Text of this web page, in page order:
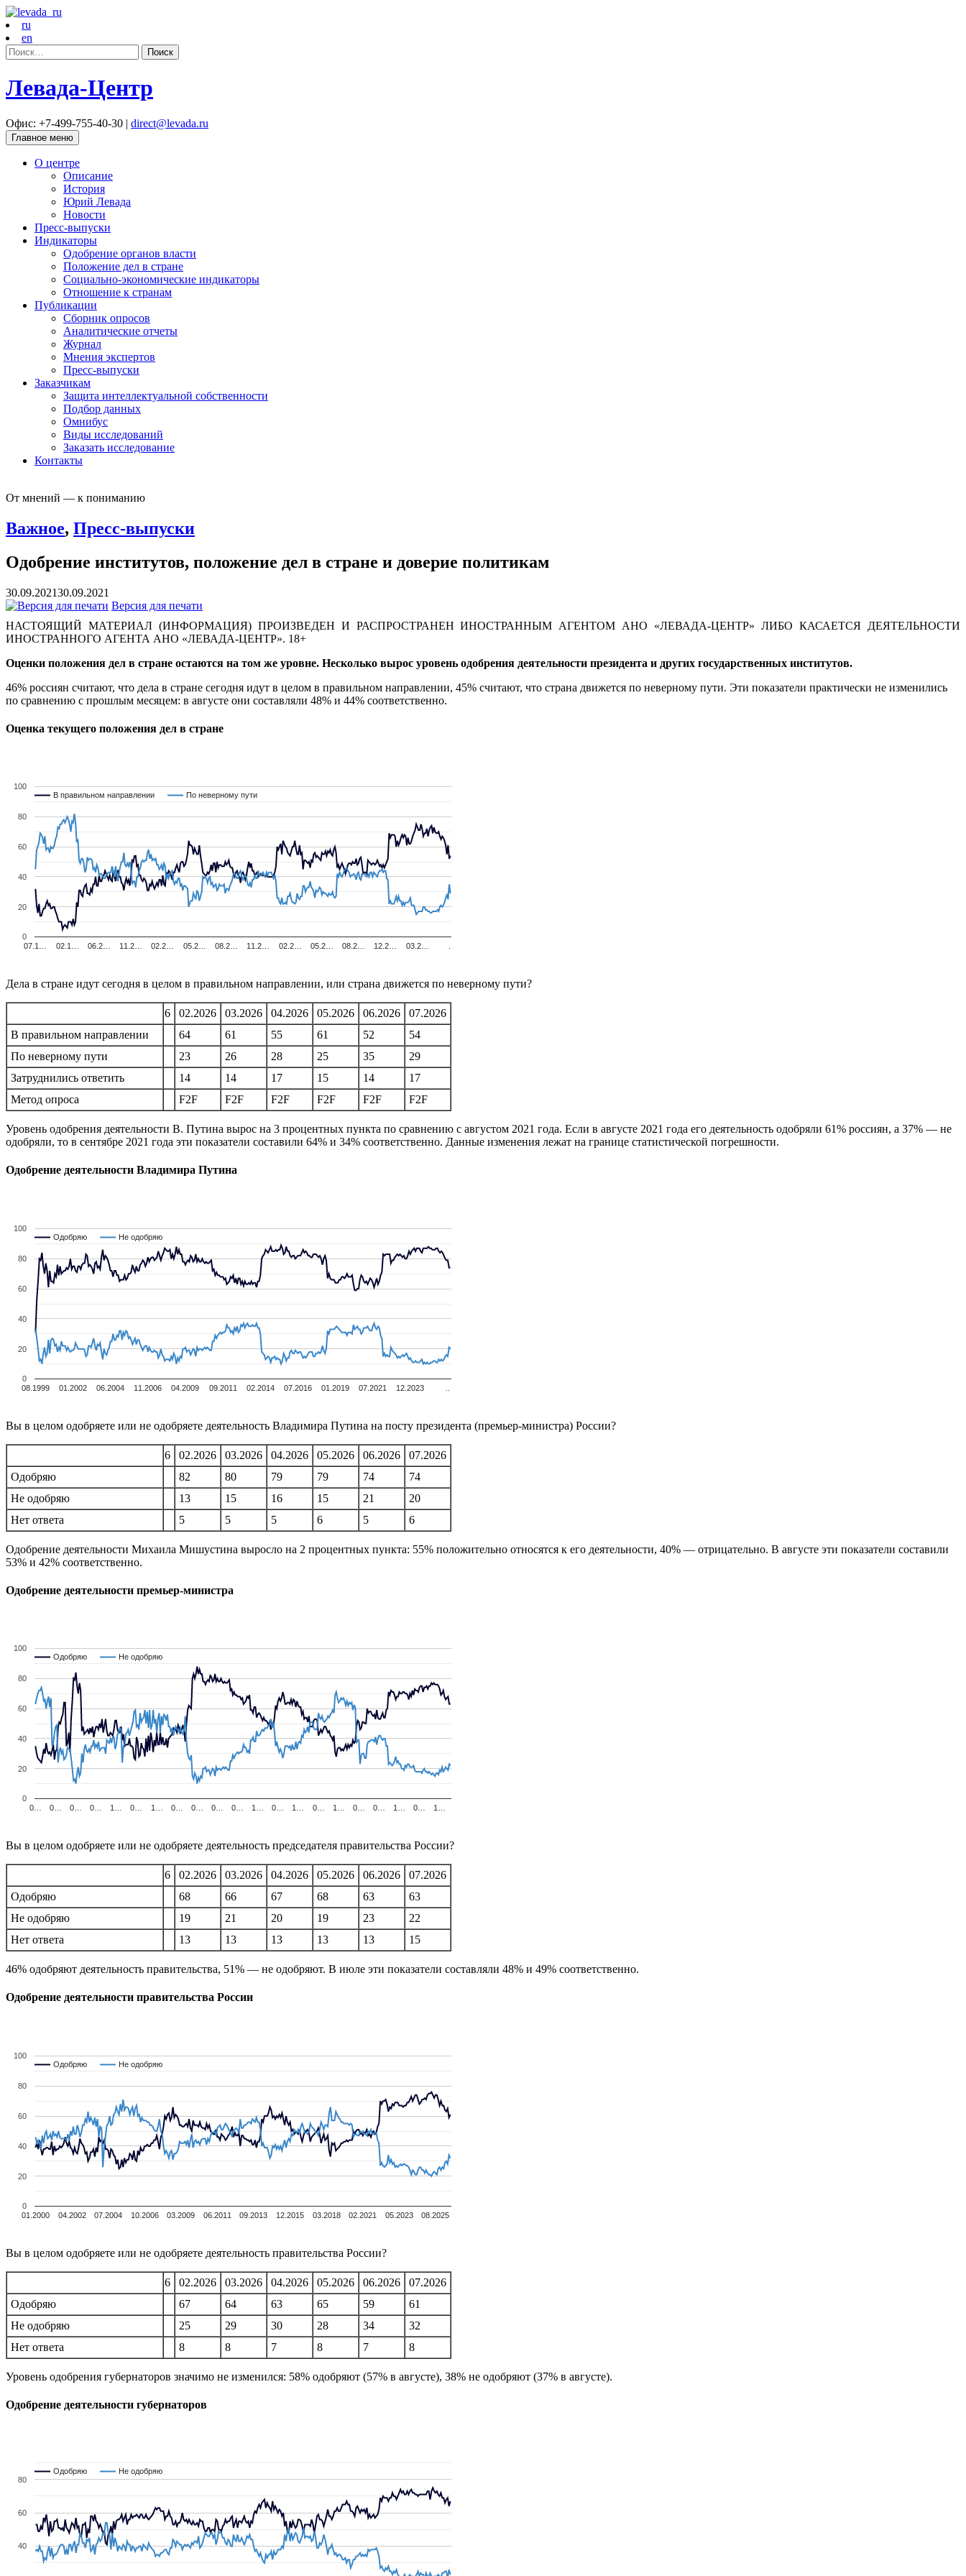
ru
en
Найти:
Левада-Центр
Офис: +7-499-755-40-30 | direct@levada.ru
Главное меню
О центре
Описание
История
Юрий Левада
Новости
Пресс-выпуски
Индикаторы
Одобрение органов власти
Положение дел в стране
Социально-экономические индикаторы
Отношение к странам
Публикации
Сборник опросов
Аналитические отчеты
Журнал
Мнения экспертов
Пресс-выпуски
Заказчикам
Защита интеллектуальной собственности
Подбор данных
Омнибус
Виды исследований
Заказать исследование
Контакты
От мнений — к пониманию
Важное, Пресс-выпуски
Одобрение институтов, положение дел в стране и доверие политикам
30.09.202130.09.2021
Версия для печати
НАСТОЯЩИЙ МАТЕРИАЛ (ИНФОРМАЦИЯ) ПРОИЗВЕДЕН И РАСПРОСТРАНЕН ИНОСТРАННЫМ АГЕНТОМ АНО «ЛЕВАДА-ЦЕНТР» ЛИБО КАСАЕТСЯ ДЕЯТЕЛЬНОСТИ
ИНОСТРАННОГО АГЕНТА АНО «ЛЕВАДА-ЦЕНТР». 18+
Оценки положения дел в стране остаются на том же уровне. Несколько вырос уровень одобрения деятельности президента и других государственных институтов.
46% россиян считают, что дела в стране сегодня идут в целом в правильном направлении, 45% считают, что страна движется по неверному пути. Эти показатели практически не изменились
по сравнению с прошлым месяцем: в августе они составляли 48% и 44% соответственно.
Оценка текущего положения дел в стране
07.1… 02.1… 06.2… 11.2… 02.2… 05.2… 08.2… 11.2… 02.2… 05.2… 08.2… 12.2… 03.2… .
0
20
40
60
80
100
В правильном направлении
В правильном направлении По неверному пути
По неверному пути
Дела в стране идут сегодня в целом в правильном направлении, или страна движется по неверному пути?
В правильном направлении
По неверному пути
Затруднились ответить
Метод опроса
01.2026 02.2026 03.2026 04.2026 05.2026 06.2026
07.2026
65 67 66 64 61 55 61 52
54
21 20 23 26 28 25 35
29
15 13 14 14 17 15 14
17
F2F F2F F2F F2F F2F F2F F2F
Уровень одобрения деятельности В. Путина вырос на 3 процентных пункта по сравнению с августом 2021 года. Если в августе 2021 года его деятельность одобряли 61% россиян, а 37% — не
одобряли, то в сентябре 2021 года эти показатели составили 64% и 34% соответственно. Данные изменения лежат на границе статистической погрешности.
Одобрение деятельности Владимира Путина
08.1999 01.2002 06.2004 11.2006 04.2009 09.2011 02.2014 07.2016 01.2019 07.2021 12.2023
0
20
40
60
80
100
Одобряю
Одобряю Не одобряю
Не одобряю
Вы в целом одобряете или не одобряете деятельность Владимира Путина на посту президента (премьер-министра) России?
Одобряю
Не одобряю
Нет ответа
01.2026 02.2026 03.2026 04.2026 05.2026 06.2026
07.2026
84 82 80 79 79 74
74
12 13 15 16 15 21
20
5 5 5 5 6 5 6
Одобрение деятельности Михаила Мишустина выросло на 2 процентных пункта: 55% положительно относятся к его деятельности, 40% — отрицательно. В августе эти показатели составили
53% и 42% соответственно.
Одобрение деятельности премьер-министра
0… 0… 0… 0… 1… 0… 1… 0… 0… 0… 0… 1… 0… 1… 0… 1… 0… 0… 1… 0… 1…
0
20
40
60
80
100
Одобряю
Одобряю Не одобряю
Не одобряю
Вы в целом одобряете или не одобряете деятельность председателя правительства России?
Одобряю
Не одобряю
Нет ответа
01.2026 02.2026 03.2026 04.2026 05.2026 06.2026
07.2026
69 68 66 67 68 63
63
18 19 21 20 19 23
22
13 13 13 13 13 13 15
46% одобряют деятельность правительства, 51% — не одобряют. В июле эти показатели составляли 48% и 49% соответственно.
Одобрение деятельности правительства России
01.2000 04.2002 07.2004 10.2006 03.2009 06.2011 09.2013 12.2015 03.2018 02.2021 05.2023 08.2025
0
20
40
60
80
100
Одобряю
Одобряю Не одобряю
Не одобряю
Вы в целом одобряете или не одобряете деятельность правительства России?
Одобряю
Не одобряю
Нет ответа
01.2026 02.2026 03.2026 04.2026 05.2026 06.2026
07.2026
67 67 64 63 65 59
61
26 25 29 30 28 34
32
7 8 8 7 8 7 8
Уровень одобрения губернаторов значимо не изменился: 58% одобряют (57% в августе), 38% не одобряют (37% в августе).
Одобрение деятельности губернаторов
40
60
80
Одобряю
Одобряю Не одобряю
Не одобряю